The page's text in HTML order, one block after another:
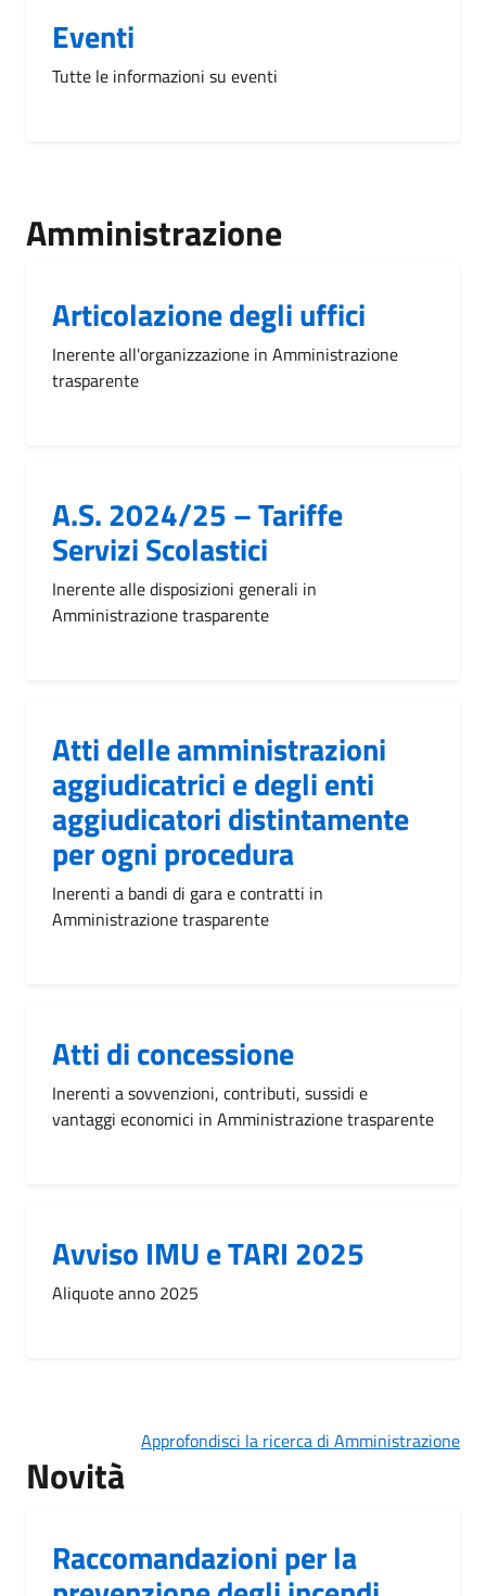
Eventi
Tutte le informazioni su eventi
Amministrazione
Articolazione degli uffici
Inerente all'organizzazione in Amministrazione
trasparente
A.S. 2024/25 – Tariffe
Servizi Scolastici
Inerente alle disposizioni generali in
Amministrazione trasparente
Atti delle amministrazioni
aggiudicatrici e degli enti
aggiudicatori distintamente
per ogni procedura
Inerenti a bandi di gara e contratti in
Amministrazione trasparente
Atti di concessione
Inerenti a sovvenzioni, contributi, sussidi e
vantaggi economici in Amministrazione trasparente
Avviso IMU e TARI 2025
Aliquote anno 2025
Approfondisci la ricerca di Amministrazione
Novità
Raccomandazioni per la